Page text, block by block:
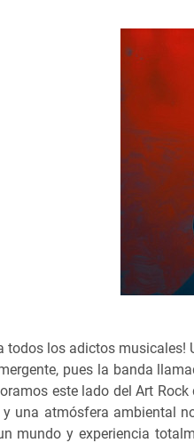
todos los adictos musicales!
pues la banda
este lado del Art
una atmósfera ambiental
mundo y experiencia